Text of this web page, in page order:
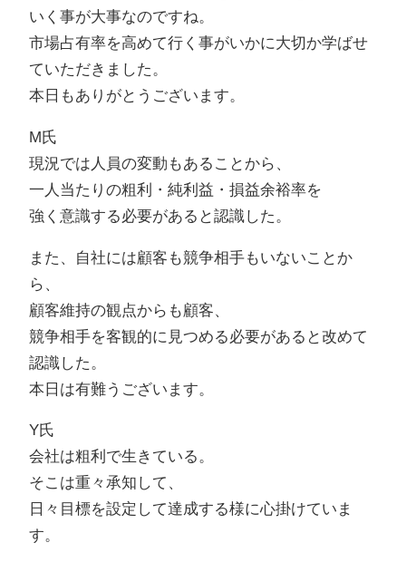
いく事が大事なのですね。
市場占有率を高めて行く事がいかに大切か学ばせ
ていただきました。
本日もありがとうございます。
M氏
現況では人員の変動もあることから、
一人当たりの粗利・純利益・損益余裕率を
強く意識する必要があると認識した。
また、自社には顧客も競争相手もいないことか
ら、
顧客維持の観点からも顧客、
競争相手を客観的に見つめる必要があると改めて
認識した。
本日は有難うございます。
Y氏
会社は粗利で生きている。
そこは重々承知して、
日々目標を設定して達成する様に心掛けていま
す。